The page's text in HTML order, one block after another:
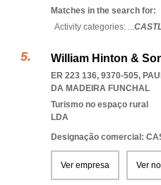
Matches in the search for:
Activity categories: ...
William Hinton &
ER 223 136, 9370-505,
DA MADEIRA FUNCHAL
Turismo no espaço rural
LDA
Designação comercial:
Ver empresa Ver